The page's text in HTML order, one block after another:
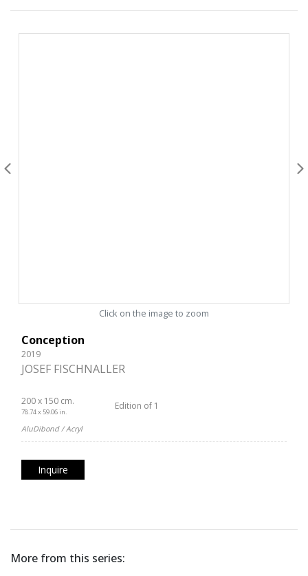
Click on the image to zoom
Conception
2019
JOSEF FISCHNALLER
200 x 150 cm.
78.74 x 59.06 in.
Edition of 1
AluDibond / Acryl
Inquire
More from this series: